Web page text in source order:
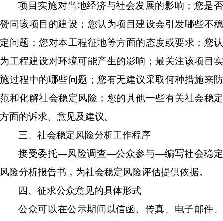
项目实施对当地经济与社会发展的影响；您是否
赞同该项目的建设；您认为项目建设会引发哪些不稳
定问题；您对本工程征地等方面的态度或要求；您认
为工程建设对环境可能产生的影响；最关注该项目实
施过程中的哪些问题；您有无建议采取何种措施来防
范和化解社会稳定风险；您的其他一些有关社会稳定
方面的诉求、意见及建议。
三、社会稳定风险分析工作程序
接受委托—风险调查—公众参与—编写社会稳定
风险分析报告书，为社会稳定风险评估提供依据。
四、征求公众意见的具体形式
公众可以在公示期间以信函、传真、 电子邮件、